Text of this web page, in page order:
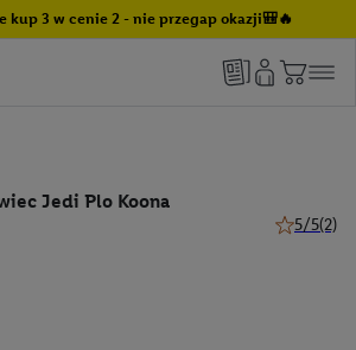
kup 3 w cenie 2 - nie przegap okazji🎒🔥
Jedi Plo Koona
5/5(2)